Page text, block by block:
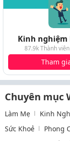
Kinh nghiệm
87.9k Thành viên
Tham
Chuyên mục
Làm Mẹ Kinh
Sức Khoẻ
Phong